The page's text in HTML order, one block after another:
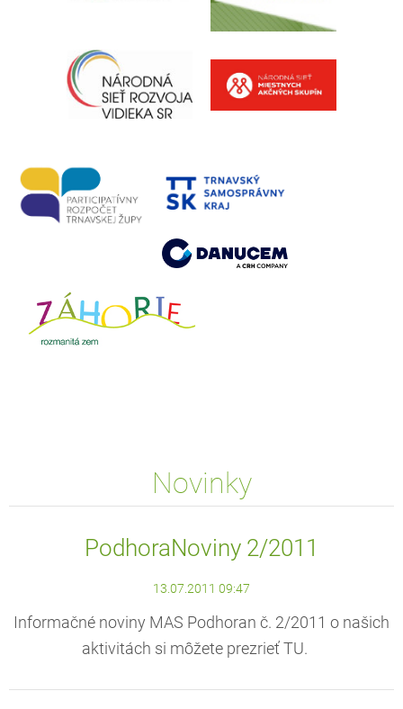
Novinky
PodhoraNoviny 2/2011
13.07.2011 09:47
Informačné noviny MAS Podhoran č. 2/2011 o našich
aktivitách si môžete prezrieť TU.